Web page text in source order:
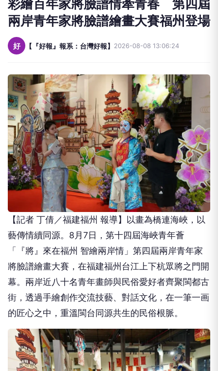
彩繪百年家將臉譜情牽青春 第四屆
兩岸青年家將臉譜繪畫大賽福州登場
好 【『好報』報系：台灣好報】 2026-08-08 13:06:24
【記者 丁倩／福建福州 報導】以畫為橋連海峽，以
藝傳情續同源。8月7日，第十四屆海峽青年薈
「『將』來在福州 智繪兩岸情」第四屆兩岸青年家
將臉譜繪畫大賽，在福建福州台江上下杭眾將之門開
幕。兩岸近八十名青年畫師與民俗愛好者齊聚閩都古
街，透過手繪創作交流技藝、對話文化，在一筆一画
的匠心之中，重溫閩台同源共生的民俗根脈。